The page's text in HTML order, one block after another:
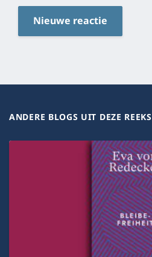
Nieuwe reactie
ANDERE BLOGS UIT DEZE REEKS